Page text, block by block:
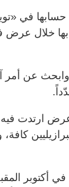
حسابها في
بها خلال
وابحث عن أمر
بعد عرض
أكتوبر